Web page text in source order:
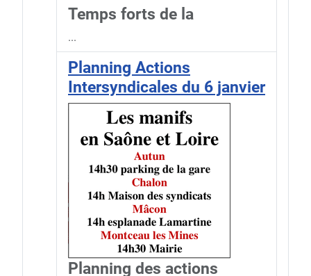
Temps forts de la
...
Planning Actions
Intersyndicales du 6 janvier
Planning des actions